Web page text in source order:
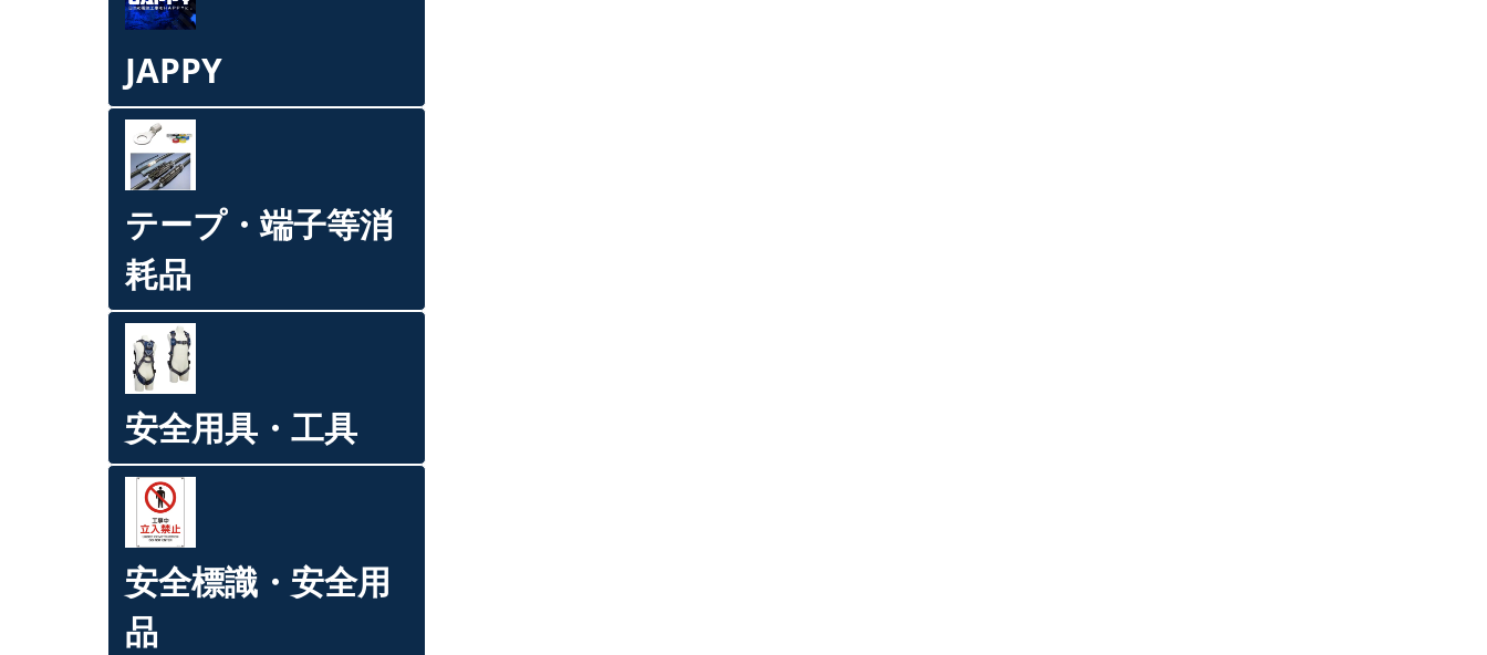
JAPPY
テープ・端子等消
耗品
安全用具・工具
安全標識・安全用
品